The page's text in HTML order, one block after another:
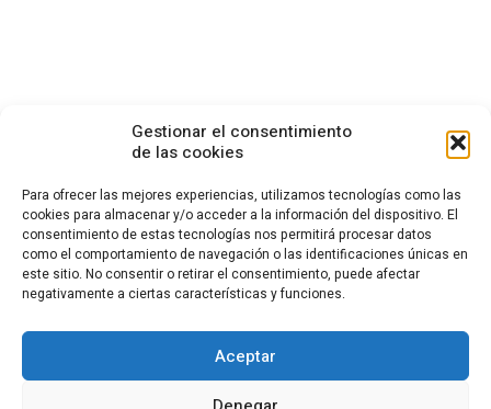
Gestionar el consentimiento
de las cookies
Para ofrecer las mejores experiencias, utilizamos tecnologías como las
cookies para almacenar y/o acceder a la información del dispositivo. El
consentimiento de estas tecnologías nos permitirá procesar datos
como el comportamiento de navegación o las identificaciones únicas en
este sitio. No consentir o retirar el consentimiento, puede afectar
negativamente a ciertas características y funciones.
Aceptar
CONTACTO
Calle Cea Bermúdez, 3
28003 - Madrid. España
fundacion.cotec@cotec.es
POLÍTICA DE PRIVACIDAD